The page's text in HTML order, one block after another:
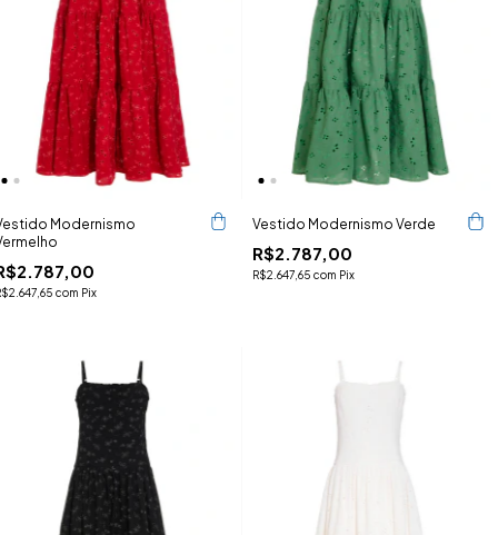
Modernismo
com Pix
Vestido Modernismo Verde
R$2.787,00
R$2.647,65 com Pix